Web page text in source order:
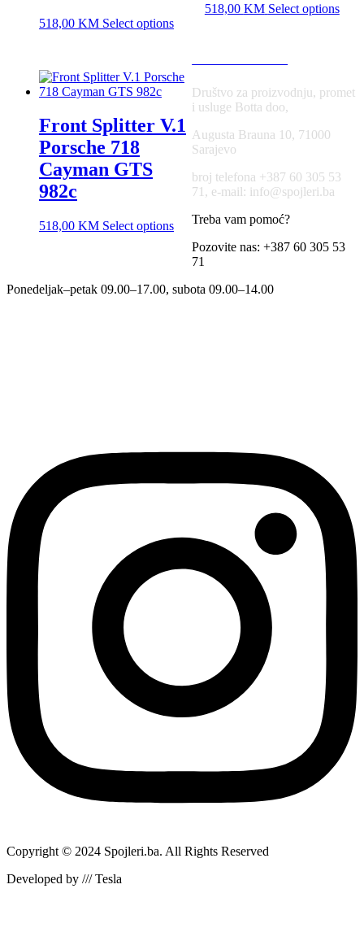
518,00 KM Select options
518,00 KM Select options
Front Splitter V.1
Porsche 718
Cayman GTS
982c
518,00 KM Select options
Društvo za proizvodnju, promet
i usluge Botta doo,
Augusta Brauna 10, 71000
Sarajevo
broj telefona +387 60 305 53
71, e-mail: info@spojleri.ba
Treba vam pomoć?
Pozovite nas: +387 60 305 53
71
Ponedeljak–petak 09.00–17.00, subota 09.00–14.00
Copyright © 2024 Spojleri.ba. All Rights Reserved
Developed by /// Tesla